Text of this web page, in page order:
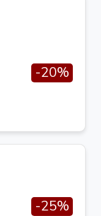
-20%
-25%